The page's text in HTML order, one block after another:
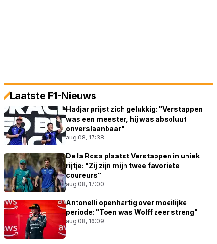
Laatste F1-Nieuws
Hadjar prijst zich gelukkig: "Verstappen
was een meester, hij was absoluut
onverslaanbaar"
aug 08, 17:38
De la Rosa plaatst Verstappen in uniek
rijtje: "Zij zijn mijn twee favoriete
coureurs"
aug 08, 17:00
Antonelli openhartig over moeilijke
periode: "Toen was Wolff zeer streng"
aug 08, 16:09